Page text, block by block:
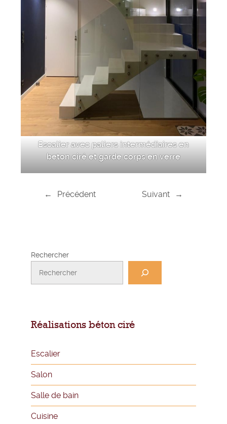
Escalier avec paliers intermédiaires en
beton ciré et garde corps en verre
← Précédent Suivant →
Rechercher
Réalisations béton ciré
Escalier
Salon
Salle de bain
Cuisine